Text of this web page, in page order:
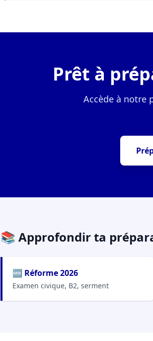
Prêt à
Accède à notre
📚 Approfondir ta
🆕 Réforme 2026
Examen civique, B2, serment